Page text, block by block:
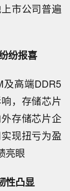
市公司普遍
纷报喜
高端DDR5
，存储芯片
存储芯片企
现扭亏为盈
亮眼
性凸显